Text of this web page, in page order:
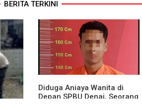
BERITA TERKINI
Diduga Aniaya Wanita di
Depan SPBU Denai, Seorang